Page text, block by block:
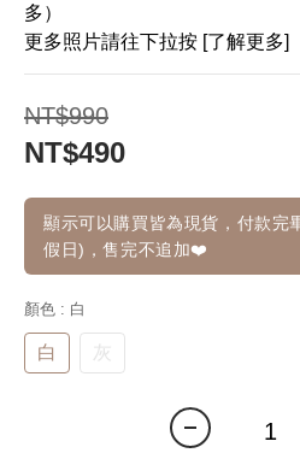
多）
更多照片請往下拉按 [了解更多]
NT$990
NT$490
顯示可以購買皆為現貨，付款完
假日)，售完不追加❤️
顏色 : 白
白 灰